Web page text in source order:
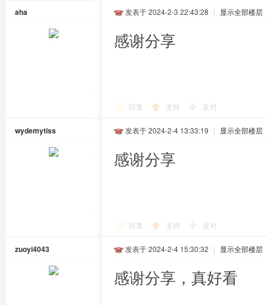
aha 发表于 2024-2-3 22:43:28 | 显示全部楼层
感谢分享
回复 支持 反对
wydemytiss 发表于 2024-2-4 13:33:19 | 显示全部楼层
感谢分享
回复 支持 反对
zuoyi4043 发表于 2024-2-4 15:30:32 | 显示全部楼层
感谢分享，真好看